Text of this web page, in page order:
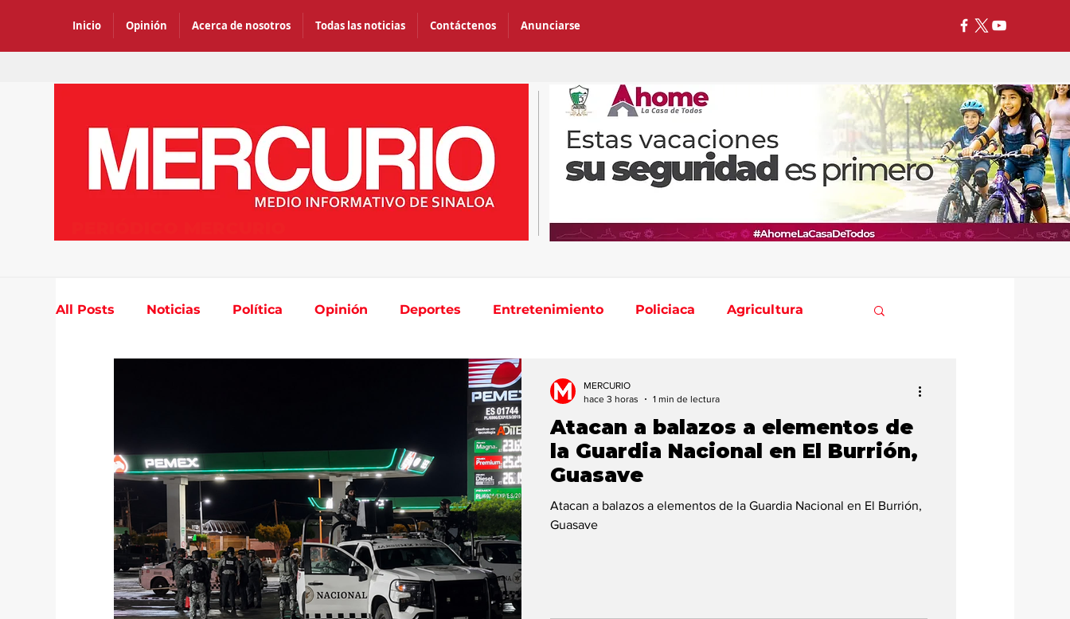
Inicio Opinión Acerca de nosotros Todas las noticias Contáctenos Anunciarse
All Posts Noticias Política Opinión Deportes Entretenimiento Policiaca Agricultura
Clima
Atacan a balazos a elementos de
la Guardia Nacional en El Burrión,
Guasave
Atacan a balazos a elementos de la Guardia Nacional en El Burrión,
Guasave
MERCURIO
hace 3 horas
1 min de lectura